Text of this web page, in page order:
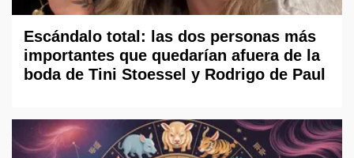
Escándalo total: las dos personas más
importantes que quedarían afuera de la
boda de Tini Stoessel y Rodrigo de Paul